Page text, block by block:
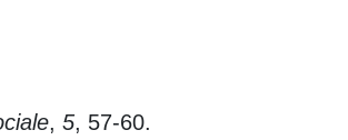
, 5, 57-60.